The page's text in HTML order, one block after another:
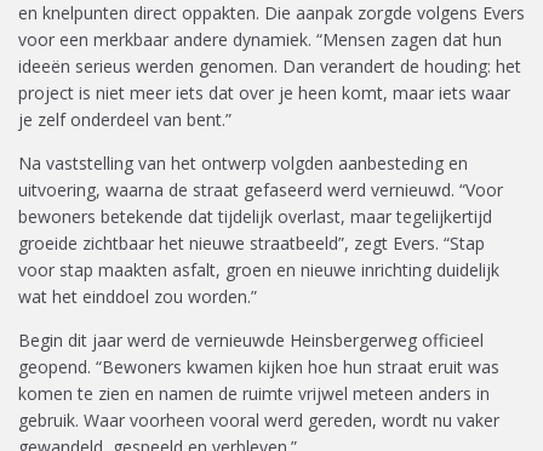
en knelpunten direct oppakten. Die aanpak zorgde volgens Evers
voor een merkbaar andere dynamiek. “Mensen zagen dat hun
ideeën serieus werden genomen. Dan verandert de houding: het
project is niet meer iets dat over je heen komt, maar iets waar
je zelf onderdeel van bent.”
Na vaststelling van het ontwerp volgden aanbesteding en
uitvoering, waarna de straat gefaseerd werd vernieuwd. “Voor
bewoners betekende dat tijdelijk overlast, maar tegelijkertijd
groeide zichtbaar het nieuwe straatbeeld”, zegt Evers. “Stap
voor stap maakten asfalt, groen en nieuwe inrichting duidelijk
wat het einddoel zou worden.”
Begin dit jaar werd de vernieuwde Heinsbergerweg officieel
geopend. “Bewoners kwamen kijken hoe hun straat eruit was
komen te zien en namen de ruimte vrijwel meteen anders in
gebruik. Waar voorheen vooral werd gereden, wordt nu vaker